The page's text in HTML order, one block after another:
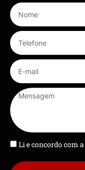
Li e concordo com a